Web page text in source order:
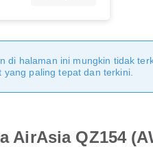
di halaman ini mungkin tidak
paling tepat dan terkini.
AirAsia QZ154